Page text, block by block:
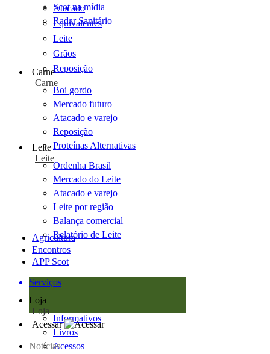
Scot na mídia
Radar Sanitário
Atacado
Equivalentes
Leite
Grãos
Reposição
Carne
Carne
Boi gordo
Mercado futuro
Atacado e varejo
Reposição
Proteínas Alternativas
Leite
Leite
Ordenha Brasil
Mercado do Leite
Atacado e varejo
Leite por região
Balança comercial
Relatório de Leite
Agricultura
Encontros
APP Scot
Serviços
Loja
Loja
Informativos
Livros
Acessos
Acessar
Notícias